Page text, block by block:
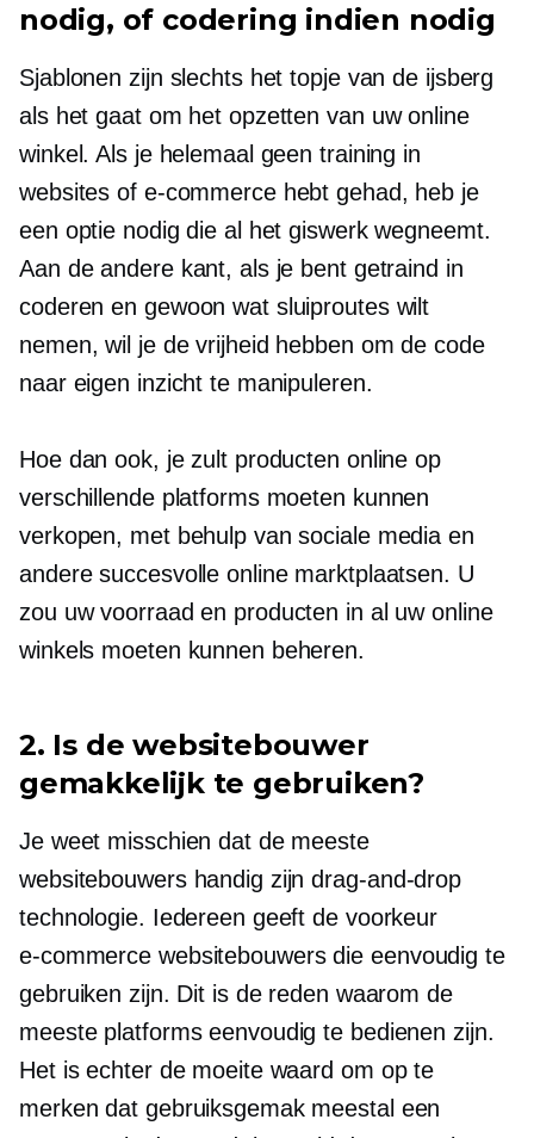
nodig, of codering indien nodig
Sjablonen zijn slechts het topje van de ijsberg
als het gaat om het opzetten van uw online
winkel. Als je helemaal geen training in
websites of e-commerce hebt gehad, heb je
een optie nodig die al het giswerk wegneemt.
Aan de andere kant, als je bent getraind in
coderen en gewoon wat sluiproutes wilt
nemen, wil je de vrijheid hebben om de code
naar eigen inzicht te manipuleren.
Hoe dan ook, je zult producten online op
verschillende platforms moeten kunnen
verkopen, met behulp van sociale media en
andere succesvolle online marktplaatsen. U
zou uw voorraad en producten in al uw online
winkels moeten kunnen beheren.
2. Is de websitebouwer
gemakkelijk te gebruiken?
Je weet misschien dat de meeste
websitebouwers handig zijndrag-and-drop
technologie. Iedereen geeft de voorkeur
e-commerce websitebouwers die eenvoudig te
gebruiken zijn. Dit is de reden waarom de
meeste platforms eenvoudig te bedienen zijn.
Het is echter de moeite waard om op te
merken dat gebruiksgemak meestal een